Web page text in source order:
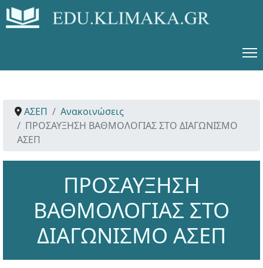
ΑΣΕΠ
Ανακοινώσεις
ΠΡΟΣΑΥΞΗΣΗ ΒΑΘΜΟΛΟΓΙΑΣ ΣΤΟ ΔΙΑΓΩΝΙΣΜΟ
ΑΣΕΠ
ΠΡΟΣΑΥΞΗΣΗ
ΒΑΘΜΟΛΟΓΙΑΣ ΣΤΟ
ΔΙΑΓΩΝΙΣΜΟ ΑΣΕΠ